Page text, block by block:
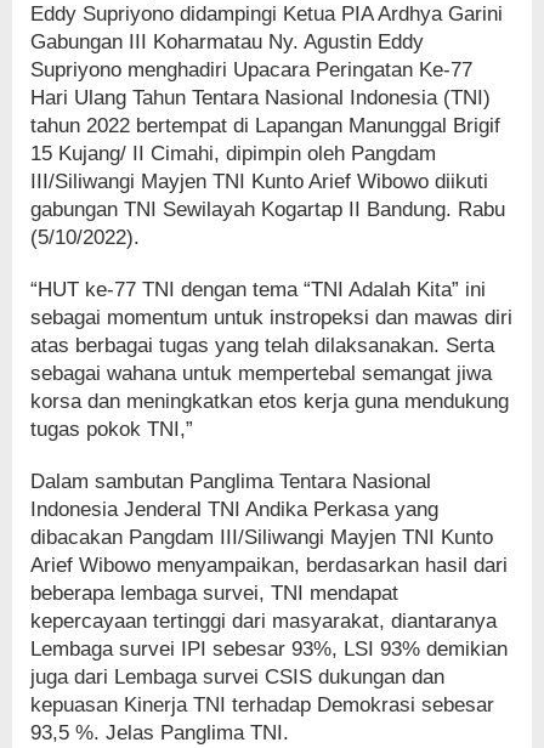
Eddy Supriyono didampingi Ketua PIA Ardhya Garini
Gabungan III Koharmatau Ny. Agustin Eddy
Supriyono menghadiri Upacara Peringatan Ke-77
Hari Ulang Tahun Tentara Nasional Indonesia (TNI)
tahun 2022 bertempat di Lapangan Manunggal Brigif
15 Kujang/ II Cimahi, dipimpin oleh Pangdam
III/Siliwangi Mayjen TNI Kunto Arief Wibowo diikuti
gabungan TNI Sewilayah Kogartap II Bandung. Rabu
(5/10/2022).
“HUT ke-77 TNI dengan tema “TNI Adalah Kita” ini
sebagai momentum untuk instropeksi dan mawas diri
atas berbagai tugas yang telah dilaksanakan. Serta
sebagai wahana untuk mempertebal semangat jiwa
korsa dan meningkatkan etos kerja guna mendukung
tugas pokok TNI,”
Dalam sambutan Panglima Tentara Nasional
Indonesia Jenderal TNI Andika Perkasa yang
dibacakan Pangdam III/Siliwangi Mayjen TNI Kunto
Arief Wibowo menyampaikan, berdasarkan hasil dari
beberapa lembaga survei, TNI mendapat
kepercayaan tertinggi dari masyarakat, diantaranya
Lembaga survei IPI sebesar 93%, LSI 93% demikian
juga dari Lembaga survei CSIS dukungan dan
kepuasan Kinerja TNI terhadap Demokrasi sebesar
93,5 %. Jelas Panglima TNI.